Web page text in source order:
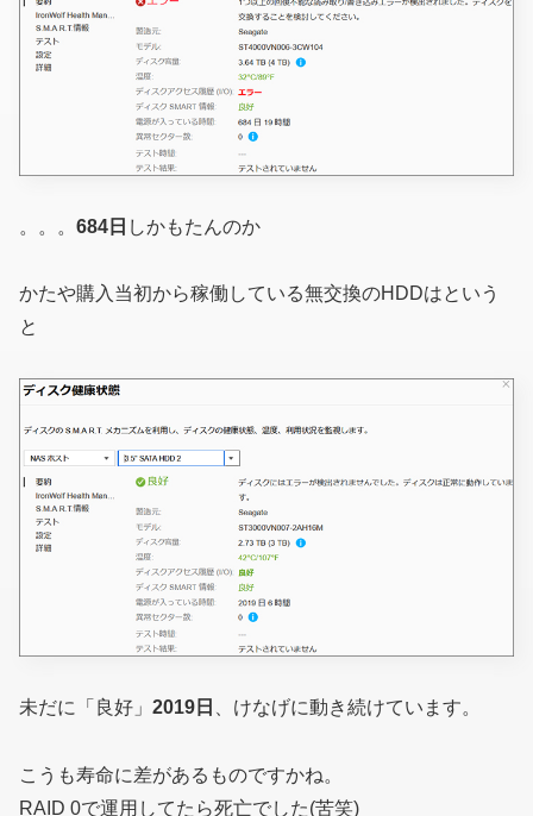
。。。 684日 しかもたんのか
かたや購入当初から稼働している無交換のHDDはという
と
未だに「良好」 2019日 、けなげに動き続けています。
こうも寿命に差があるものですかね。
RAID 0で運用してたら死亡でした(苦笑)